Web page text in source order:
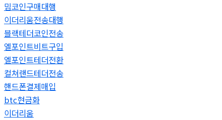
밈코인구매대행
이더리움전송대행
블랙테더코인전송
엘포인트비트구입
엘포인트테더전환
컬쳐랜드테더전송
핸드폰결제매입
btc현금화
이더리움